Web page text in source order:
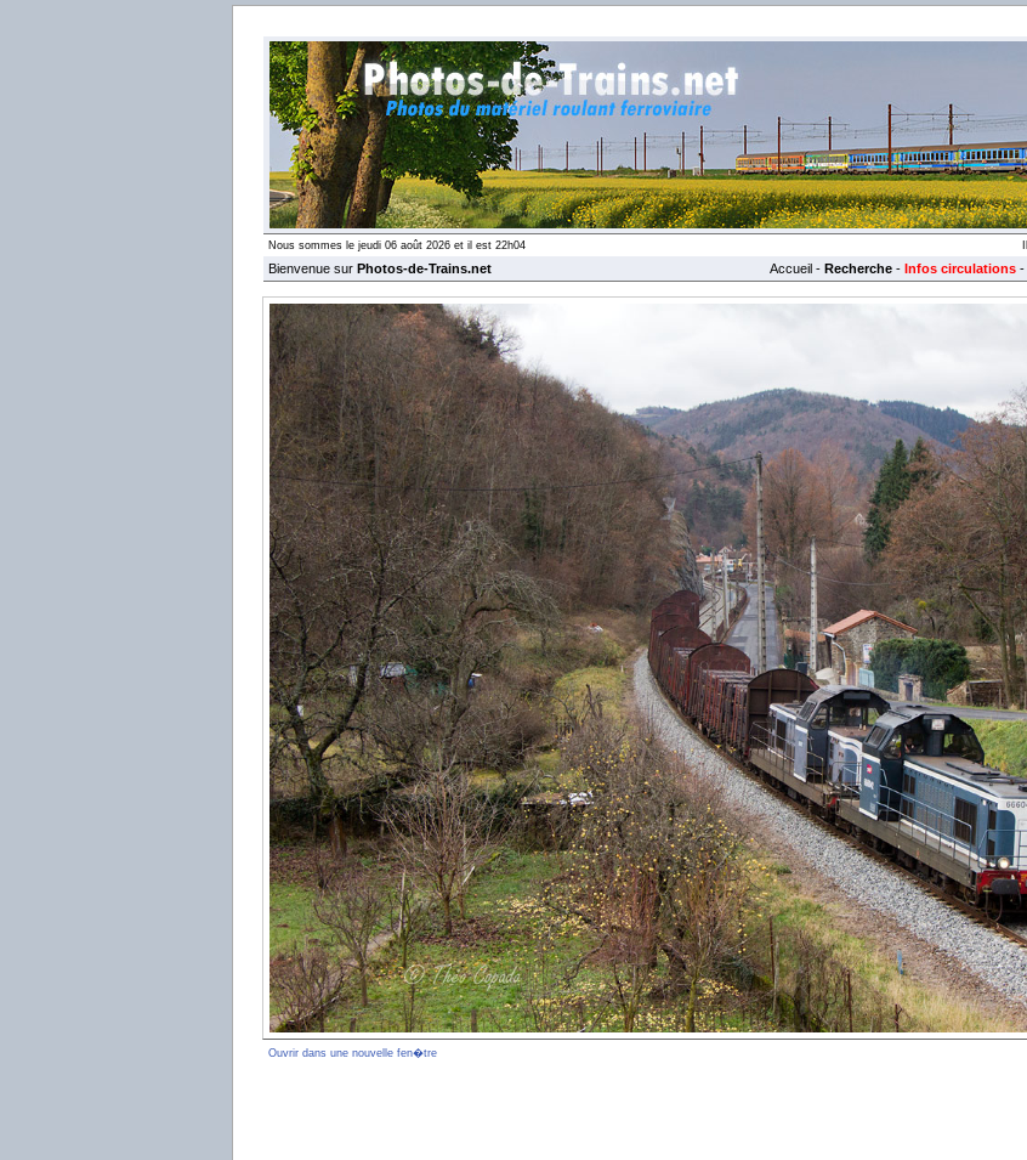
Nous sommes le jeudi 06 août 2026 et il est 22h04
Bienvenue sur Photos-de-Trains.net Accueil - Recherche - Infos circulations -
Ouvrir dans une nouvelle fen�tre